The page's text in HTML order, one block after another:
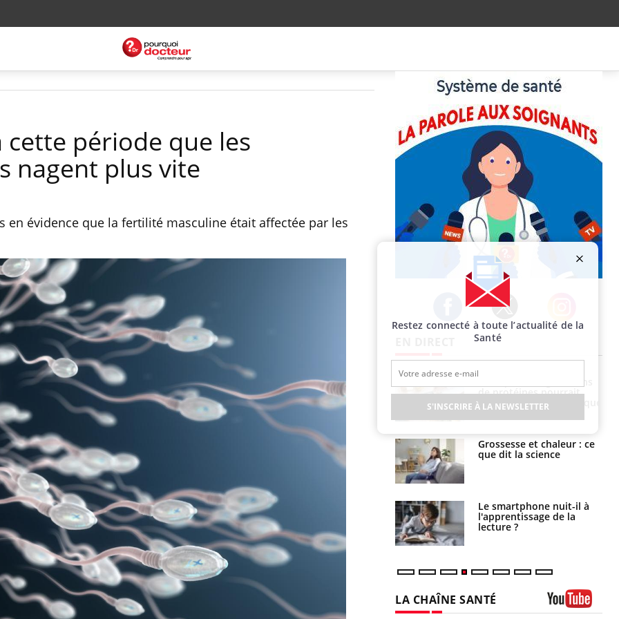
cette période que les
nagent plus vite
en évidence que la fertilité masculine était affectée par les
Facebook Twitter Instagram
Pourquoi votre ventre
gâche-t-il les premiers
jours de vos vacances ?
Fortes chaleurs :
pourquoi le risque de
noyade grimpe-t-il ?
Le Viagra pourrait-il
freiner la propagation du
cancer ?
Pourquoi manger moins
de protéines pourrait
finalement être bénéfique
Grossesse et chaleur : ce
que dit la science
Le smartphone nuit-il à
l'apprentissage de la
lecture ?
vacances, elle reste dans
le coma pendant 42 jours
Mordue par un
barracuda, une petite fille
secourue grâce à un
Légionellose en Suisse :
quelle est l’origine de la
contamination ?
LA CHAÎNE SANTÉ
Restez connecté à toute l’actualité de la
Santé
S'INSCRIRE À LA NEWSLETTER